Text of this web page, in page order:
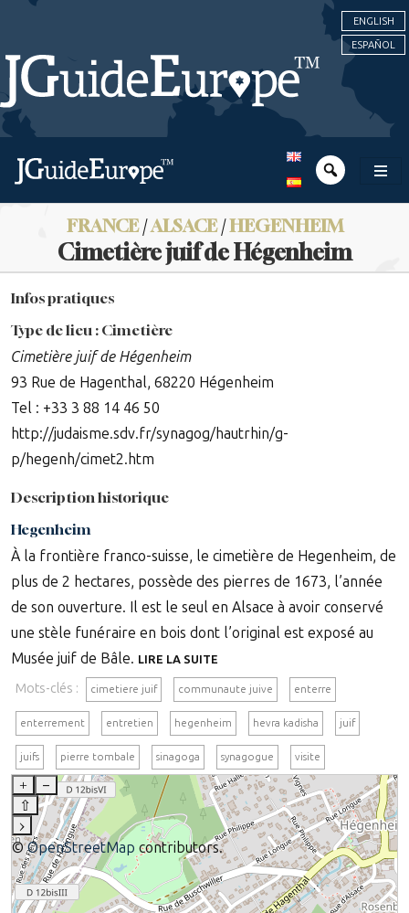
ENGLISH
ESPAÑOL
FRANCE/ALSACE/HEGENHEIM
Cimetière juif de Hégenheim
Infos pratiques
Type de lieu : Cimetière
Cimetière juif de Hégenheim
93 Rue de Hagenthal, 68220 Hégenheim
Tel : +33 3 88 14 46 50
http://judaisme.sdv.fr/synagog/hautrhin/g-
p/hegenh/cimet2.htm
Description historique
Hegenheim
À la frontière franco-suisse, le cimetière de Hegenheim, de
plus de 2 hectares, possède des pierres de 1673, l’année
de son ouverture. Il est le seul en Alsace à avoir conservé
une stèle funéraire en bois dont l’original est exposé au
Musée juif de Bâle. LIRE LA SUITE
Mots-clés : cimetiere juif communaute juive enterre
enterrement entretien hegenheim hevra kadisha juif
juifs pierre tombale sinagoga synagogue visite
+
–
⇧
›
©OpenStreetMap contributors.